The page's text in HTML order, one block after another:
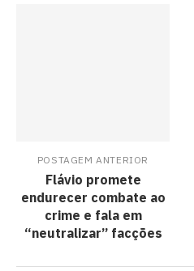
POSTAGEM ANTERIOR
Flávio promete
endurecer combate ao
crime e fala em
“neutralizar” facções